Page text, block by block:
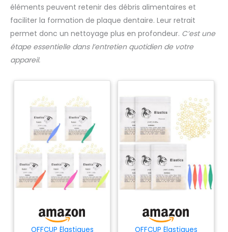
éléments peuvent retenir des débris alimentaires et
faciliter la formation de plaque dentaire. Leur retrait
permet donc un nettoyage plus en profondeur. C’est une
étape essentielle dans l’entretien quotidien de votre
appareil.
OFFCUP Élastiques OFFCUP Élastiques